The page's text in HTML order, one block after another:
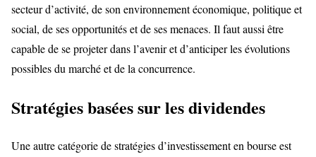
secteur d’activité, de son environnement économique, politique et
social, de ses opportunités et de ses menaces. Il faut aussi être
capable de se projeter dans l’avenir et d’anticiper les évolutions
possibles du marché et de la concurrence.
Stratégies basées sur les dividendes
Une autre catégorie de stratégies d’investissement en bourse est